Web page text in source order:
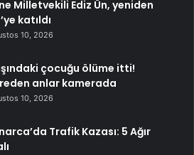
Milletvekili Ediz Ün, yeniden
katıldı
10, 2026
çocuğu ölüme itti!
anlar kamerada
10, 2026
Trafik Kazası: 5 Ağır